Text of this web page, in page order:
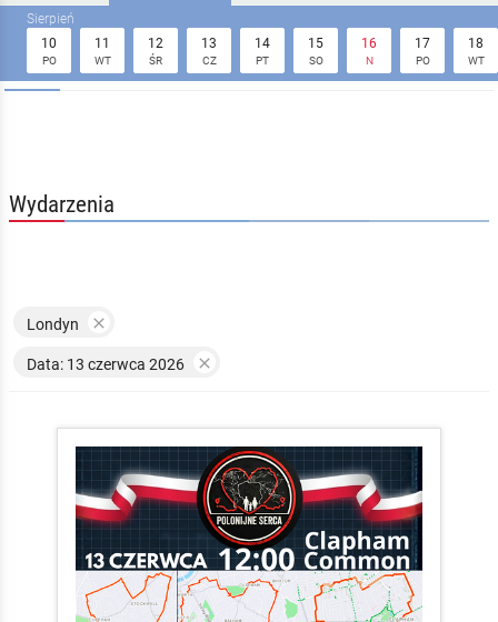
10
PO
11
WT
12
ŚR
13
CZ
14
PT
15
SO
16
N
17
PO
18
WT
Wydarzenia
Londyn 
Data: 13 czerwca 2026 